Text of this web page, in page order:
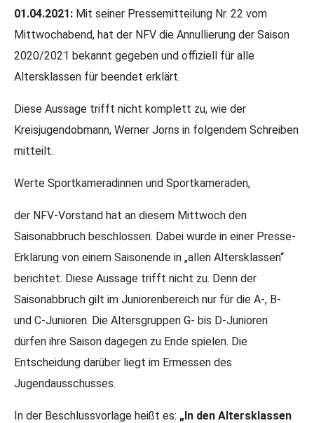
01.04.2021: Mit seiner Pressemitteilung Nr. 22 vom
Mittwochabend, hat der NFV die Annullierung der Saison
2020/2021 bekannt gegeben und offiziell für alle
Altersklassen für beendet erklärt.
Diese Aussage trifft nicht komplett zu, wie der
Kreisjugendobmann, Werner Jorns in folgendem Schreiben
mitteilt.
Werte Sportkameradinnen und Sportkameraden,
der NFV-Vorstand hat an diesem Mittwoch den
Saisonabbruch beschlossen. Dabei wurde in einer Presse-
Erklärung von einem Saisonende in „allen Altersklassen“
berichtet. Diese Aussage trifft nicht zu. Denn der
Saisonabbruch gilt im Juniorenbereich nur für die A-, B-
und C-Junioren. Die Altersgruppen G- bis D-Junioren
dürfen ihre Saison dagegen zu Ende spielen. Die
Entscheidung darüber liegt im Ermessen des
Jugendausschusses.
In der Beschlussvorlage heißt es: „In den Altersklassen